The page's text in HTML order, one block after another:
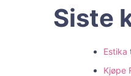
Siste
Estika
Kjøpe